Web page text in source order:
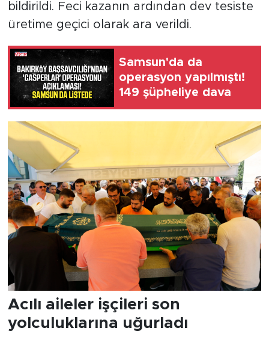
bildirildi. Feci kazanın ardından dev tesiste
üretime geçici olarak ara verildi.
Samsun'da da
operasyon yapılmıştı!
149 şüpheliye dava
Acılı aileler işçileri son
yolculuklarına uğurladı